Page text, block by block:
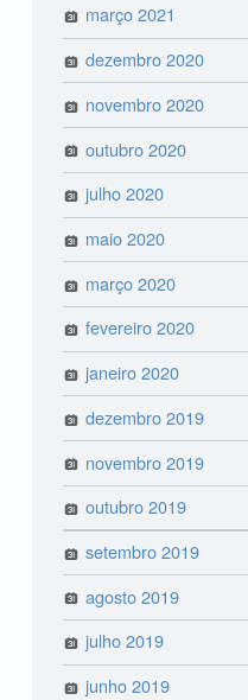
março 2021
dezembro 2020
novembro 2020
outubro 2020
julho 2020
maio 2020
março 2020
fevereiro 2020
janeiro 2020
dezembro 2019
novembro 2019
outubro 2019
setembro 2019
agosto 2019
julho 2019
junho 2019